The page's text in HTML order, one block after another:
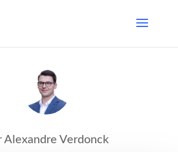
Alexandre Verdonck